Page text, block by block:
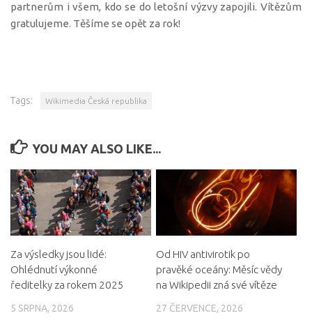
partnerům i všem, kdo se do letošní výzvy zapojili. Vítězům
gratulujeme. Těšíme se opět za rok!
Tags: Wikimedia Česká republika
YOU MAY ALSO LIKE...
Za výsledky jsou lidé:
Ohlédnutí výkonné
ředitelky za rokem 2025
5 SRPNA, 2026
Od HIV antivirotik po
pravěké oceány: Měsíc vědy
na Wikipedii zná své vítěze
27 ČERVENCE, 2026